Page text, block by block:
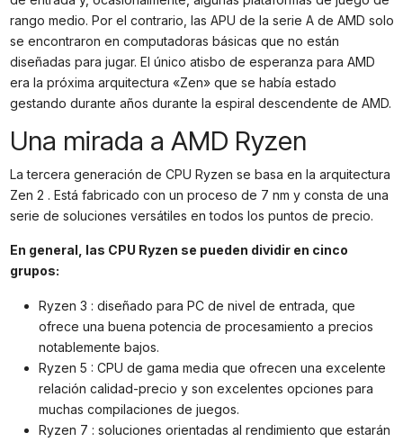
rango medio. Por el contrario, las APU de la serie A de AMD solo
se encontraron en computadoras básicas que no están
diseñadas para jugar. El único atisbo de esperanza para AMD
era la próxima arquitectura «Zen» que se había estado
gestando durante años durante la espiral descendente de AMD.
Una mirada a AMD Ryzen
La tercera generación de CPU Ryzen se basa en la arquitectura
Zen 2 . Está fabricado con un proceso de 7 nm y consta de una
serie de soluciones versátiles en todos los puntos de precio.
En general, las CPU Ryzen se pueden dividir en cinco
grupos:
Ryzen 3 : diseñado para PC de nivel de entrada, que
ofrece una buena potencia de procesamiento a precios
notablemente bajos.
Ryzen 5 : CPU de gama media que ofrecen una excelente
relación calidad-precio y son excelentes opciones para
muchas compilaciones de juegos.
Ryzen 7 : soluciones orientadas al rendimiento que estarán